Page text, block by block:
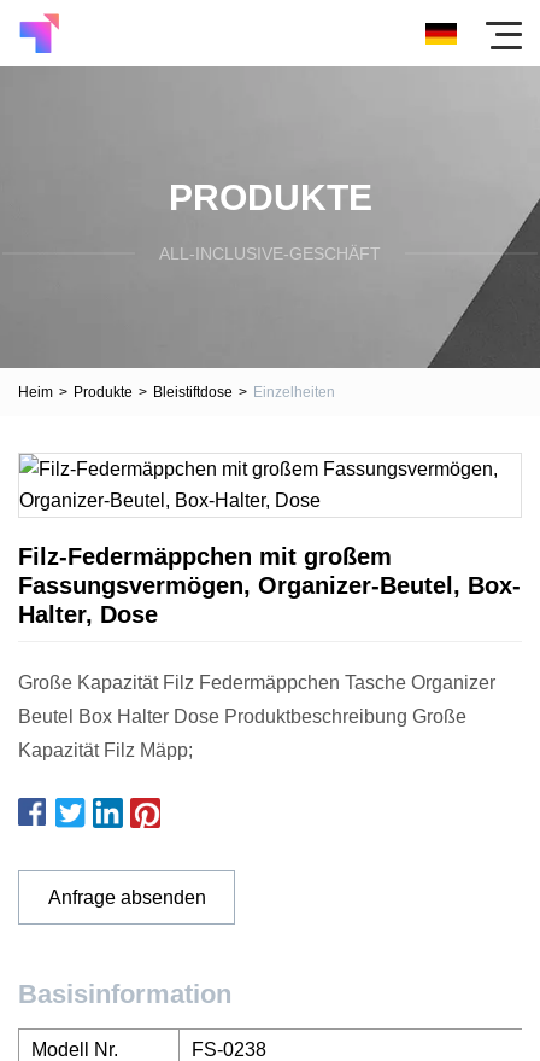
PRODUKTE
ALL-INCLUSIVE-GESCHÄFT
Heim > Produkte > Bleistiftdose > Einzelheiten
Filz-Federmäppchen mit großem
Fassungsvermögen, Organizer-Beutel, Box-
Halter, Dose
Große Kapazität Filz Federmäppchen Tasche Organizer
Beutel Box Halter Dose Produktbeschreibung Große
Kapazität Filz Mäpp;
Anfrage absenden
Basisinformation
Modell Nr. FS-0238